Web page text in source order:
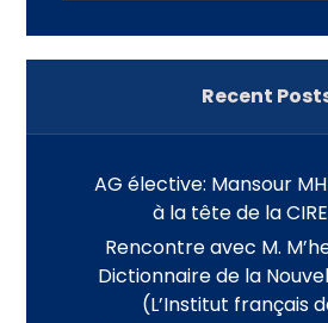
Recent
AG élective: Mansour
à la tête de la
Rencontre avec M.
Dictionnaire de la
(L’Institut français